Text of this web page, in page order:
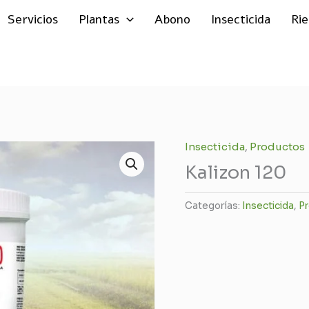
Servicios Plantas Abono Insecticida
Insecticida, Productos
Kalizon 120
Categorías: Insecticida,